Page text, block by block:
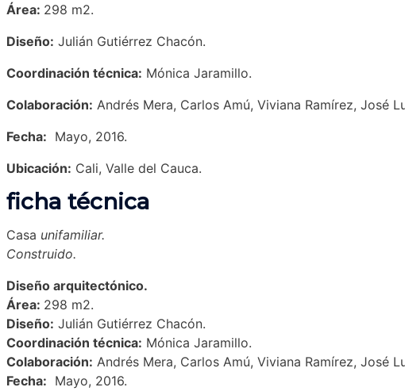
Área: 298 m2.
Diseño: Julián Gutiérrez Chacón.
Coordinación técnica: Mónica Jaramillo.
Colaboración: Andrés Mera, Carlos Amú, Viviana Ramírez, José
Fecha: Mayo, 2016.
Ubicación: Cali, Valle del Cauca.
ficha técnica
Casa unifamiliar.
Construido.
Diseño arquitectónico.
Área: 298 m2.
Diseño: Julián Gutiérrez Chacón.
Coordinación técnica: Mónica Jaramillo.
Colaboración: Andrés Mera, Carlos Amú, Viviana Ramírez, José
Fecha: Mayo, 2016.